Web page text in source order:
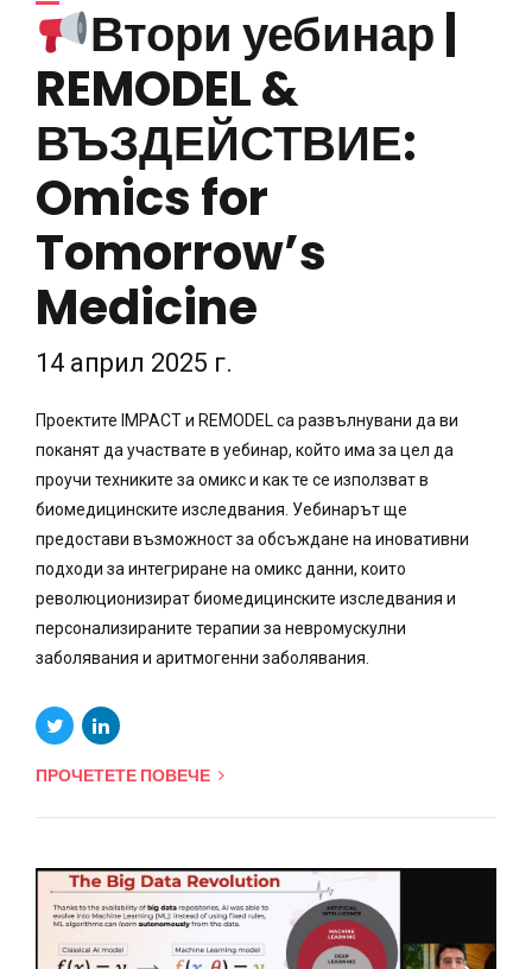
Втори уебинар |
REMODEL &
ВЪЗДЕЙСТВИЕ:
Omics for
Tomorrow’s
Medicine
14 април 2025 г.
Проектите IMPACT и REMODEL са развълнувани да ви
поканят да участвате в уебинар, който има за цел да
проучи техниките за омикс и как те се използват в
биомедицинските изследвания. Уебинарът ще
предостави възможност за обсъждане на иновативни
подходи за интегриране на омикс данни, които
революционизират биомедицинските изследвания и
персонализираните терапии за невромускулни
заболявания и аритмогенни заболявания.
ПРОЧЕТЕТЕ ПОВЕЧЕ